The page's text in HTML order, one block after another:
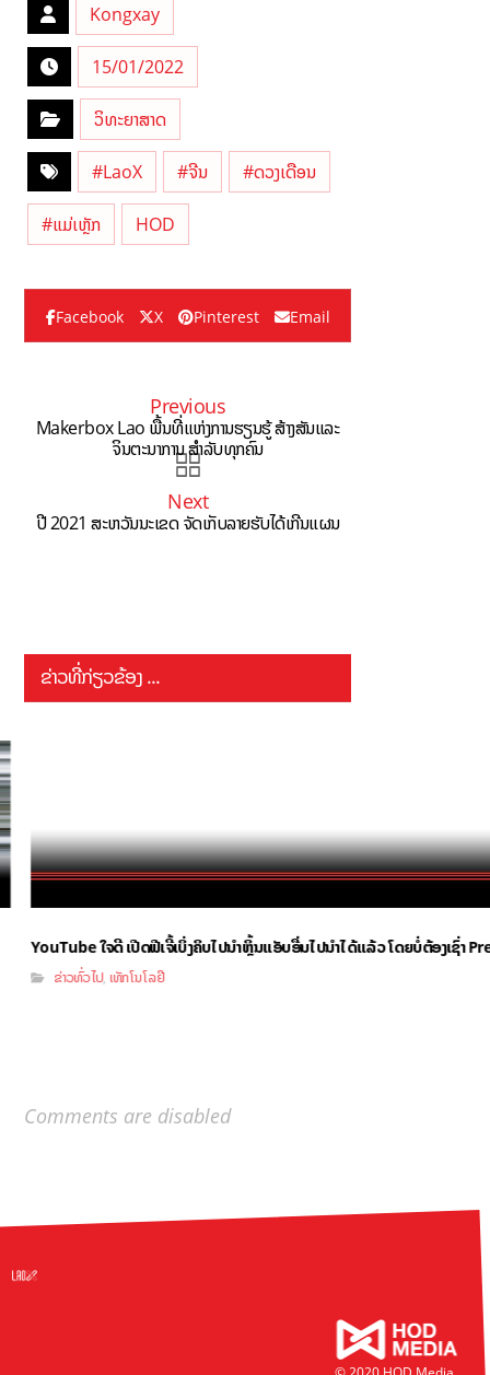
Kongxay
15/01/2022
ວິທະຍາສາດ
#LaoX #ຈີນ #ດວງເດືອນ
#ແມ່ເຫຼັກ HOD
Facebook X Pinterest Email
Previous
Makerbox Lao ພື້ນທີ່ແຫ່ງການຮຽນຮູ້ ສ້າງສັນແລະ
ຈິນຕະນາການ ສຳລັບທຸກຄົນ
Next
ປີ 2021 ສະຫວັນນະເຂດ ຈັດເກັບລາຍຮັບໄດ້ເກີນແຜນ
ຂ່າວທີ່ກ່ຽວຂ້ອງ ...
YouTube ໃຈດີ ເປີດຟີເຈີ້ເບິ່ງຄິບໄປນຳຫຼິ້ນແອັບອື່ນໄປນຳໄດ້ແລ້ວ ໂດຍບໍ່ຕ້ອງເຊົ່າ
ຂ່າວທົ່ວໄປ, ເທັກໂນໂລຢີ
Comments are disabled